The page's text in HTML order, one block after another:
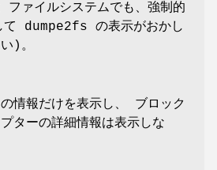
ファイルシステムでも、強制的
て dumpe2fs の表示がおかし
)。
情報だけを表示し、 ブロック
ターの詳細情報は表示しな